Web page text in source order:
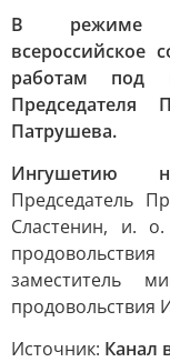
В режиме
всероссийское
работам под
Председателя
Патрушева.
Ингушетию
Председатель
Сластенин, и.
заместитель
продовольствия
Источник: Канал